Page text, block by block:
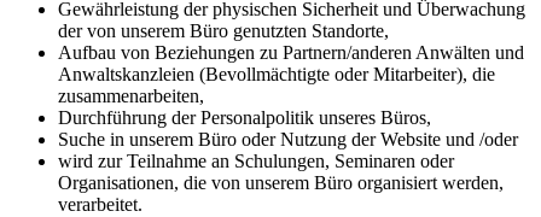
Gewährleistung der physischen Sicherheit und Überwachung
der von unserem Büro genutzten Standorte,
Aufbau von Beziehungen zu Partnern/anderen Anwälten und
Anwaltskanzleien (Bevollmächtigte oder Mitarbeiter), die
zusammenarbeiten,
Durchführung der Personalpolitik unseres Büros,
Suche in unserem Büro oder Nutzung der Website und /oder
wird zur Teilnahme an Schulungen, Seminaren oder
Organisationen, die von unserem Büro organisiert werden,
verarbeitet.